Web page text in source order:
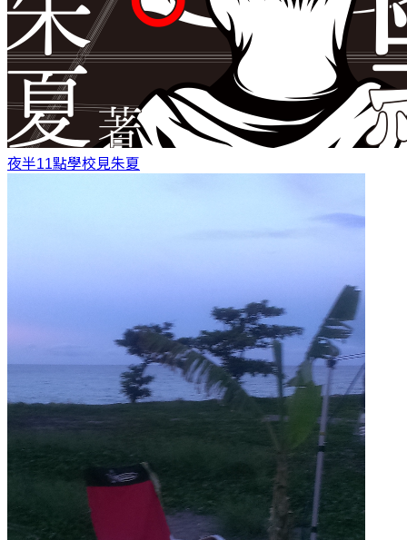
夜半11點學校見朱夏